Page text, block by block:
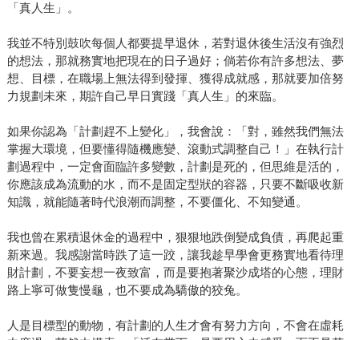
「真人生」。
我並不特別鼓吹每個人都要提早退休，若對退休後生活沒有強烈
的想法，那就務實地把現在的日子過好；倘若你有許多想法、夢
想、目標，在職場上無法得到發揮、獲得成就感，那就要加倍努
力規劃未來，期許自己早日實踐「真人生」的來臨。
如果你認為「計劃趕不上變化」，我會說：「對，雖然我們無法
掌握大環境，但要懂得隨機應變、滾動式調整自己！」在執行計
劃過程中，一定會面臨許多變數，計劃是死的，但思維是活的，
你應該成為流動的水，而不是固定型狀的容器，只要不斷吸收新
知識，就能隨著時代浪潮而調整，不要僵化、不知變通。
我也曾在累積退休金的過程中，狠狠地跌倒變成負債，再爬起重
新來過。我感謝當時跌了這一跤，讓我趁早學會更務實地看待理
財計劃，不要妄想一夜致富，而是要抱著聚沙成塔的心態，理財
路上寧可做隻慢龜，也不要成為驕傲的狡兔。
人是目標型的動物，有計劃的人生才會有努力方向，不會在虛耗